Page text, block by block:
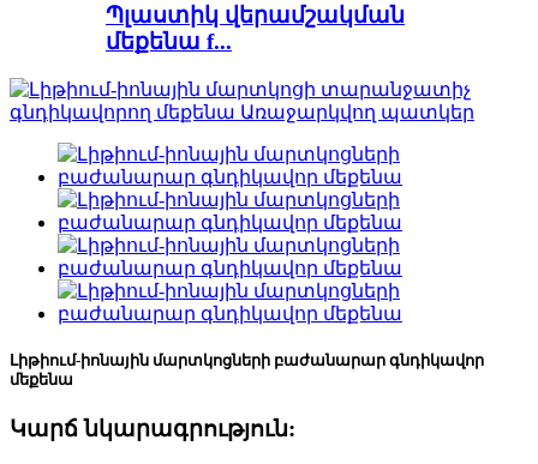
Պլաստիկ վերամշակման
մեքենա f...
Լիթիում-իոնային մարտկոցների բաժանարար գնդիկավոր
մեքենա
Կարճ նկարագրություն: